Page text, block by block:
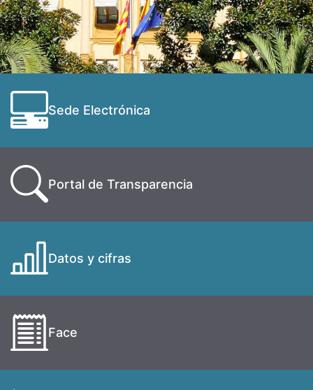
Sede Electrónica
Portal de Transparencia
Datos y cifras
Face